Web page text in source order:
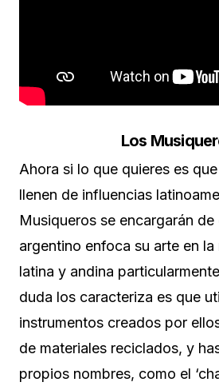
Los
Ahora si lo que quieres es
llenen de influencias
Musiqueros se encargarán de
argentino enfoca su arte en
latina y andina
duda los caracteriza es que
instrumentos creados por
de materiales reciclados, y
propios nombres, como el